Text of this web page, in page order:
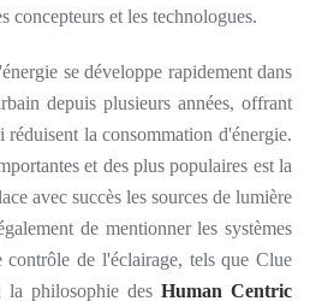
concepteurs et les technologues.
se développe rapidement dans
depuis plusieurs années, offrant
réduisent la consommation d'énergie.
et des plus populaires est la
avec succès les sources de lumière
de mentionner les systèmes
de l'éclairage, tels que Clue
philosophie des Human Centric